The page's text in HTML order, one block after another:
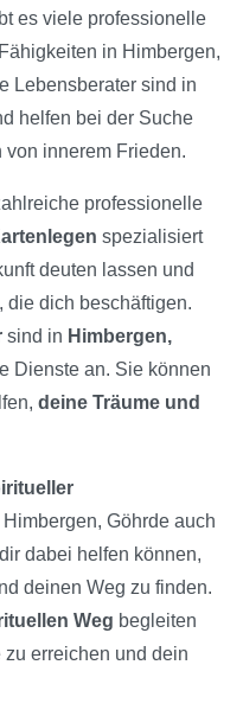
es viele professionelle
in Himbergen,
Lebensberater sind in
helfen bei der Suche
von innerem Frieden.
professionelle
spezialisiert
deuten lassen und
die dich beschäftigen.
sind in Himbergen,
Dienste an. Sie können
deine Träume und
Göhrde auch
dabei helfen können,
deinen Weg zu finden.
Weg begleiten
erreichen und dein